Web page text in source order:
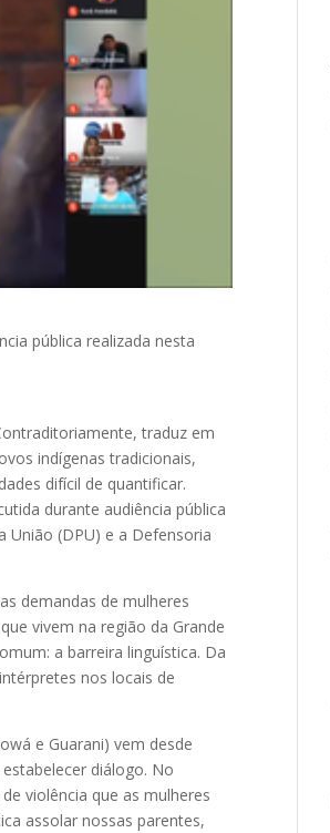
pública realizada nesta
traduz em
indígenas tradicionais,
difícil de quantificar.
durante audiência pública
União (DPU) e a Defensoria
demandas de mulheres
vivem na região da Grande
a barreira linguística. Da
nos locais de
e Guarani) vem desde
diálogo. No
violência que as mulheres
assolar nossas parentes,